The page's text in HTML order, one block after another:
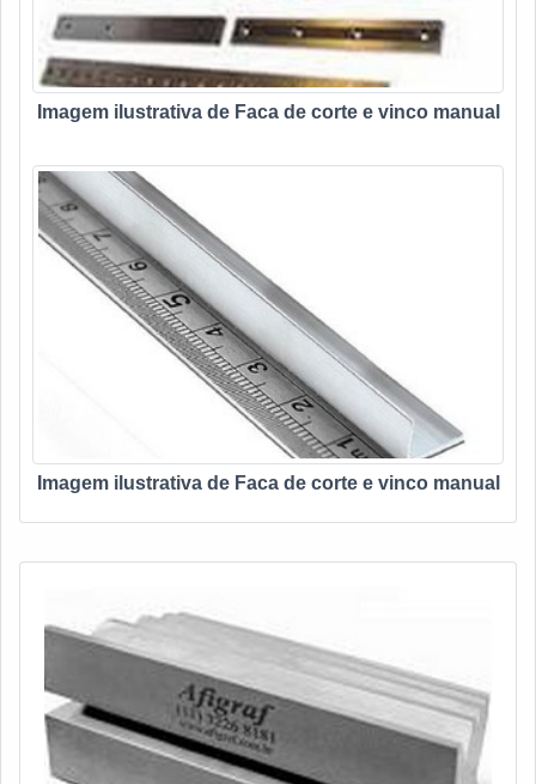
Imagem ilustrativa de Faca de corte e vinco manual
Imagem ilustrativa de Faca de corte e vinco manual